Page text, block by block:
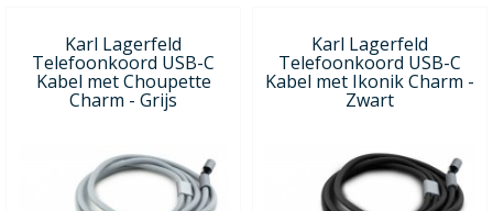
Karl Lagerfeld
Telefoonkoord USB-C
Kabel met Choupette
Charm - Grijs
Karl Lagerfeld
Telefoonkoord USB-C
Kabel met Ikonik Charm -
Zwart